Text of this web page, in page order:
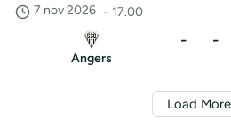
7 nov 2026 - 17.00
Angers
- -
Load More